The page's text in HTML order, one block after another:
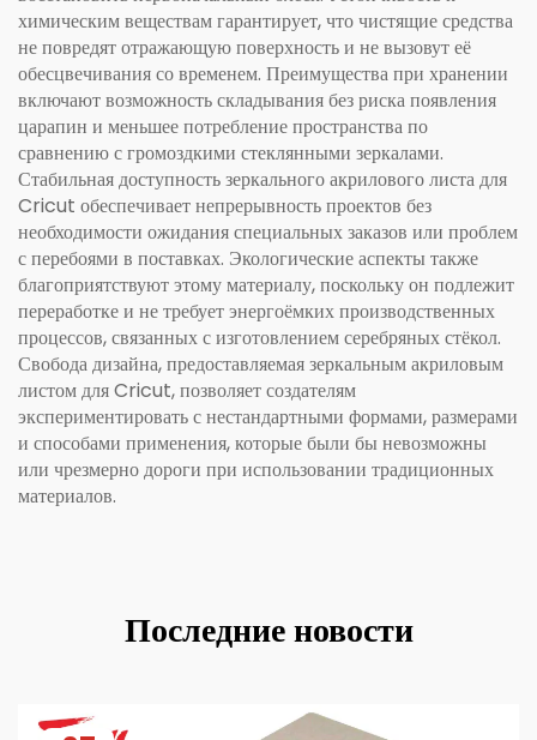
химическим веществам гарантирует, что чистящие средства
не повредят отражающую поверхность и не вызовут её
обесцвечивания со временем. Преимущества при хранении
включают возможность складывания без риска появления
царапин и меньшее потребление пространства по
сравнению с громоздкими стеклянными зеркалами.
Стабильная доступность зеркального акрилового листа для
Cricut обеспечивает непрерывность проектов без
необходимости ожидания специальных заказов или проблем
с перебоями в поставках. Экологические аспекты также
благоприятствуют этому материалу, поскольку он подлежит
переработке и не требует энергоёмких производственных
процессов, связанных с изготовлением серебряных стёкол.
Свобода дизайна, предоставляемая зеркальным акриловым
листом для Cricut, позволяет создателям
экспериментировать с нестандартными формами, размерами
и способами применения, которые были бы невозможны
или чрезмерно дороги при использовании традиционных
материалов.
Последние новости